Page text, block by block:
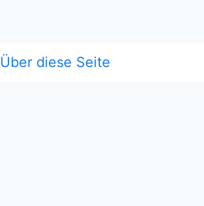
Über diese Seite